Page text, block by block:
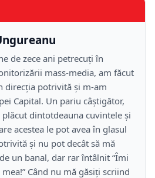
de zece ani petrecuţi în
mass-media, am făcut
direcţia potrivită şi m-am
Capital. Un pariu câştigător,
plăcut dintotdeauna cuvintele şi
acestea le pot avea în glasul
şi nu pot decât să mă
un banal, dar rar întâlnit “Îmi
Când nu mă găsiţi scriind